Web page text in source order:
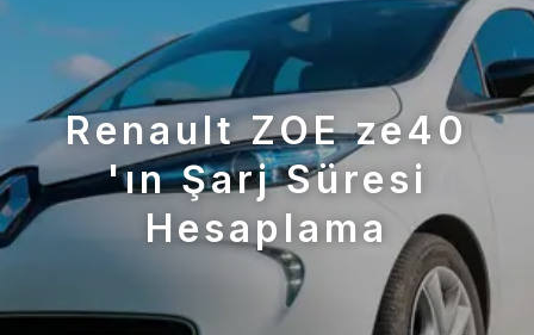
Renault ZOE ze40
'ın Şarj Süresi
Hesaplama